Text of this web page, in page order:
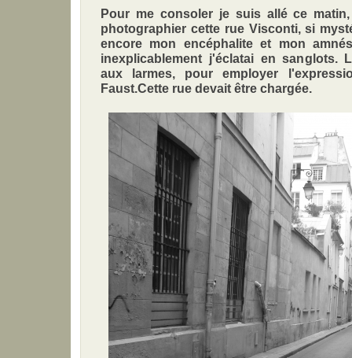
Pour me consoler je suis allé ce
photographier cette rue Visconti, si
encore mon encéphalite et mon
inexplicablement j'éclatai en sanglots.
aux larmes, pour employer
Faust.Cette rue devait être chargée.